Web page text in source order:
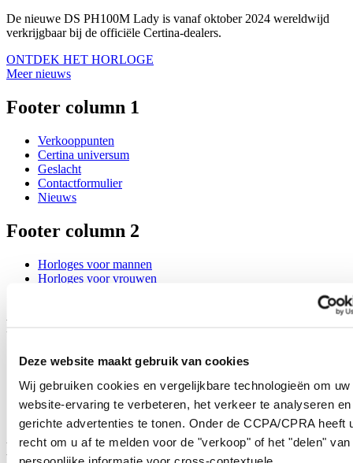
Deze website maakt gebruik van cookies
Wij gebruiken cookies en vergelijkbare technologieën om uw
website-ervaring te verbeteren, het verkeer te analyseren en
gerichte advertenties te tonen. Onder de CCPA/CPRA heeft
recht om u af te melden voor de "verkoop" of het "delen" van
De nieuwe DS PH100M Lady is vanaf oktober 2024 wereldwijd
verkrijgbaar bij de officiële Certina-dealers.
ONTDEK HET HORLOGE
Meer nieuws
Footer column 1
Verkooppunten
Certina universum
Geslacht
Contactformulier
Nieuws
Footer column 2
Horloges voor mannen
Horloges voor vrouwen
Footer column 3
Klantenservice
Service tarieven
Klik en reserveer
Nieuwsbrief
Legal